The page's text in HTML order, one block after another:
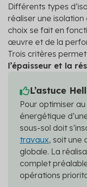
Différents types
réaliser une isolation
choix se fait en
œuvre et de la
Trois critères
l’épaisseur et la
L’astuce
Pour optimiser
énergétique
sous-sol doit
travaux, soit une
globale. La
complet
opérations